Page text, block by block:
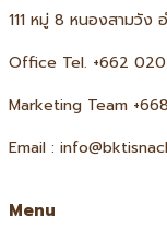
111 หมู่ 8 หนองสามวัง
Office Tel. +662
Marketing Team
Email :
Menu